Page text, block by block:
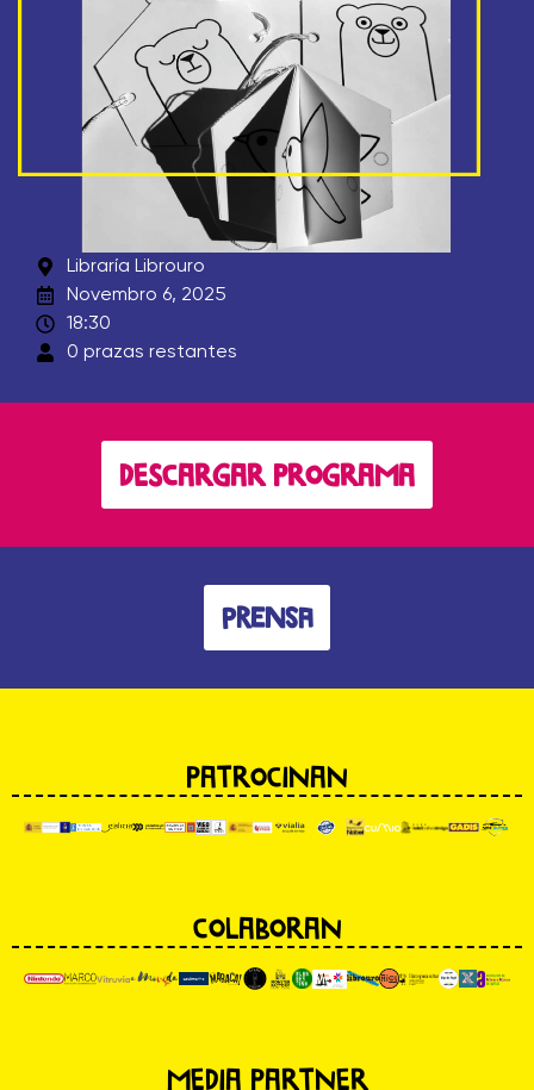
Libraría Librouro
Novembro 6, 2025
18:30
0 prazas restantes
DESCARGAR PROGRAMA
prensa
PATROCINAN
COLABORAN
MEDIA PARTNER